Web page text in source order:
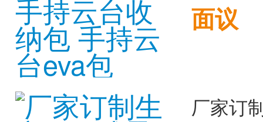
面议